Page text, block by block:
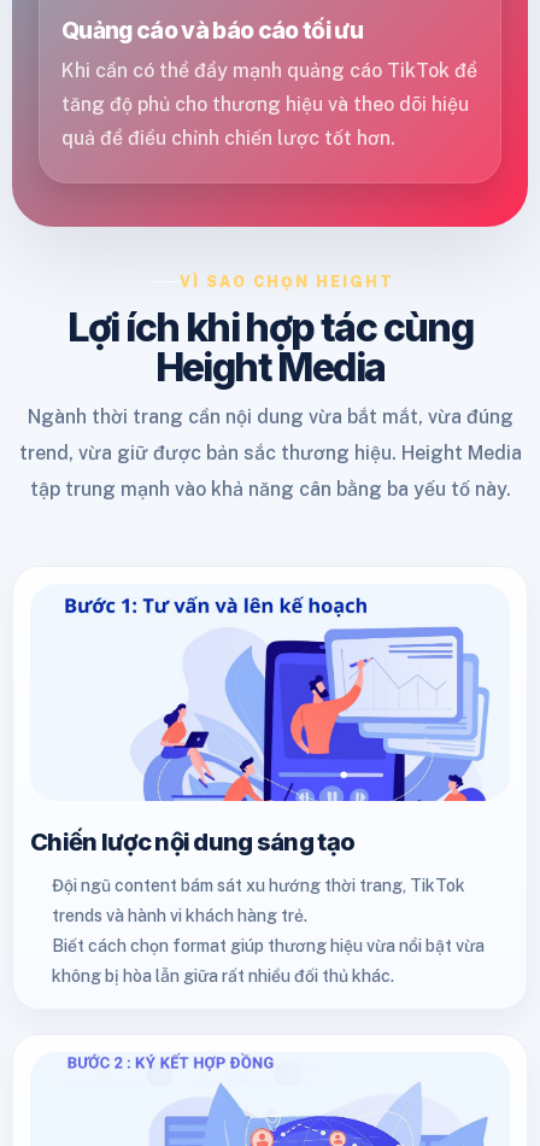
Quảng cáo và báo cáo tối ưu
Khi cần có thể đẩy mạnh quảng cáo TikTok để
tăng độ phủ cho thương hiệu và theo dõi hiệu
quả để điều chỉnh chiến lược tốt hơn.
VÌ SAO CHỌN HEIGHT
Lợi ích khi hợp tác cùng
Height Media
Ngành thời trang cần nội dung vừa bắt mắt, vừa đúng
trend, vừa giữ được bản sắc thương hiệu. Height Media
tập trung mạnh vào khả năng cân bằng ba yếu tố này.
Chiến lược nội dung sáng tạo
Đội ngũ content bám sát xu hướng thời trang, TikTok
trends và hành vi khách hàng trẻ.
Biết cách chọn format giúp thương hiệu vừa nổi bật vừa
không bị hòa lẫn giữa rất nhiều đối thủ khác.